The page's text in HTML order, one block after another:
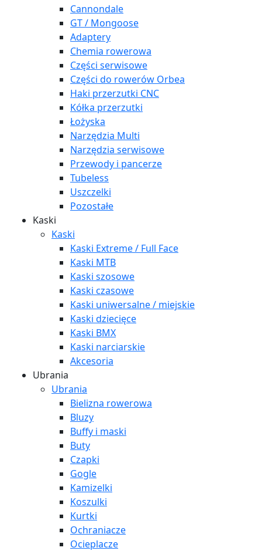
Cannondale
GT / Mongoose
Adaptery
Chemia rowerowa
Części serwisowe
Części do rowerów Orbea
Haki przerzutki CNC
Kółka przerzutki
Łożyska
Narzędzia Multi
Narzędzia serwisowe
Przewody i pancerze
Tubeless
Uszczelki
Pozostałe
Kaski
Kaski
Kaski Extreme / Full Face
Kaski MTB
Kaski szosowe
Kaski czasowe
Kaski uniwersalne / miejskie
Kaski dziecięce
Kaski BMX
Kaski narciarskie
Akcesoria
Ubrania
Ubrania
Bielizna rowerowa
Bluzy
Buffy i maski
Buty
Czapki
Gogle
Kamizelki
Koszulki
Kurtki
Ochraniacze
Ocieplacze